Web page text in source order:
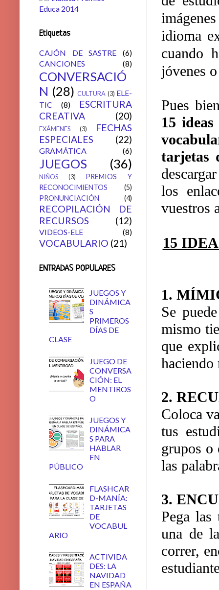
idioma
cuando
jóvenes
Pues
15
tarjetas
los
vuestros
15
1.
Se
mismo
que
haciendo
2.
Coloca
tus
grupos o
las
3.
Pega
una de
correr,
Etiquetas
CAJÓN DE SASTRE
(6)
CANCIONES
(8)
CONVERSACIÓ
N (28) CULTURA (3) ELE-
TIC
(8)
ESCRITURA
CREATIVA
(20)
EXÁMENES (3)
FECHAS
ESPECIALES
(22)
GRAMÁTICA (6)
JUEGOS (36)
NIÑOS (3)
PREMIOS Y
RECONOCIMIENTOS
(5)
PRONUNCIACIÓN
(4)
RECOPILACIÓN DE
RECURSOS
(12)
VIDEOS-ELE (8)
VOCABULARIO (21)
ENTRADAS POPULARES
JUEGOS Y
DINÁMICA
S
PRIMEROS
DÍAS DE
CLASE
JUEGO DE
CONVERSA
CIÓN: EL
MENTIROS
O
JUEGOS Y
DINÁMICA
S PARA
HABLAR
EN
PÚBLICO
FLASHCAR
D-MANÍA:
TARJETAS
DE
VOCABUL
ARIO
ACTIVIDA
DES: LA
NAVIDAD
EN ESPAÑA